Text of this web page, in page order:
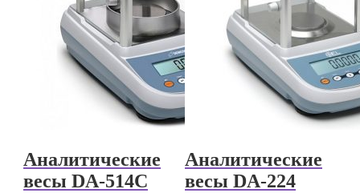
Аналитические
весы DA-514C
Аналитические
весы DA-224